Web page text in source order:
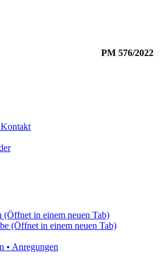
PM 576/2022
(Öffnet in einem neuen Tab)
(Öffnet in einem neuen Tab)
• Anregungen